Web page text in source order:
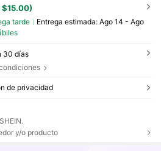
tarde Entrega estimada: Ago 14 - Ago
30 días
de privacidad
y/o producto